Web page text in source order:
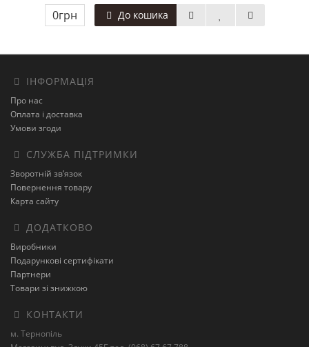
0грн До кошика
ІНФОРМАЦІЯ
Про нас
Оплата і доставка
Умови згоди
СЛУЖБА ПІДТРИМКИ
Зворотній зв’язок
Повернення товару
Карта сайту
ДОДАТКОВО
Виробники
Подарункові сертифікати
Партнери
Товари зі знижкою
КОНТАКТИ
м. Тернопіль